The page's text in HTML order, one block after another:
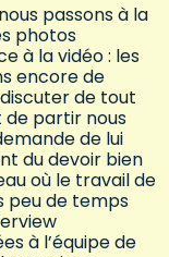
passons à la
photos
à la vidéo : les
encore de
de tout
de partir nous
de lui
du devoir bien
où le travail de
peu de temps
à l’équipe de